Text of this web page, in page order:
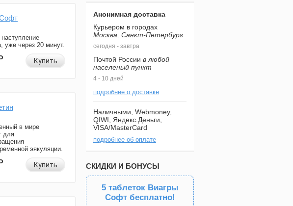
уже через 20 минут.
Купить
в мире
для
эякуляции.
Купить
Анонимная доставка
Курьером в городах
Москва, Санкт-Петербург
сегодня - завтра
Почтой России в любой
населеный пункт
4 - 10 дней
подробнее о доставке
Наличными, Webmoney,
QIWI, Яндекс.Деньги,
VISA/MasterCard
подробнее об оплате
СКИДКИ И БОНУСЫ
5 таблеток Виагры
Софт бесплатно!